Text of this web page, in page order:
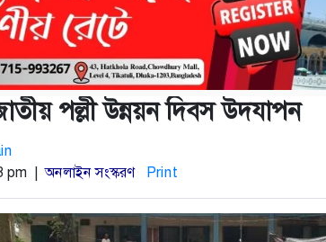
পল্লী উন্নয়ন দিবস উদযাপন
pm |অনলাইন সংস্করণ Print